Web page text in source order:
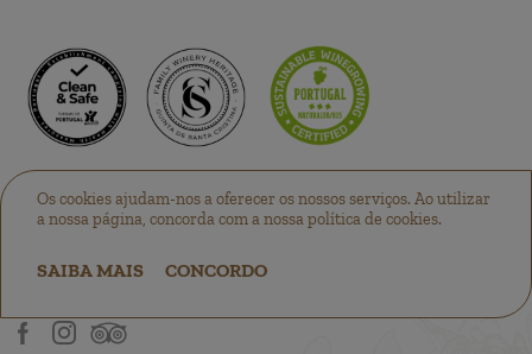
Os cookies ajudam-nos a oferecer os nossos serviços. Ao utilizar
a nossa página, concorda com a nossa política de cookies.
SAIBA MAIS CONCORDO